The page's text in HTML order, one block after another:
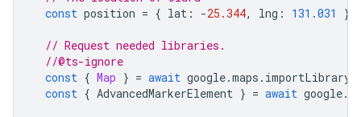
const position = { lat : -25.344, lng : 131.031 };
// Request needed libraries.
//@ts-ignore
const { Map } = await google.maps . importLibrary
const { AdvancedMarkerElement } = await google.